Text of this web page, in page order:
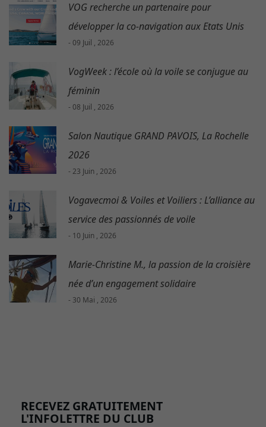
VOG recherche un partenaire pour
développer la co-navigation aux Etats Unis
- 09 Juil , 2026
VogWeek : l’école où la voile se conjugue au
féminin
- 08 Juil , 2026
Salon Nautique GRAND PAVOIS, La Rochelle
2026
- 23 Juin , 2026
Vogavecmoi & Voiles et Voiliers : L’alliance au
service des passionnés de voile
- 10 Juin , 2026
Marie-Christine M., la passion de la croisière
née d’un engagement solidaire
- 30 Mai , 2026
RECEVEZ GRATUITEMENT
L'INFOLETTRE DU CLUB